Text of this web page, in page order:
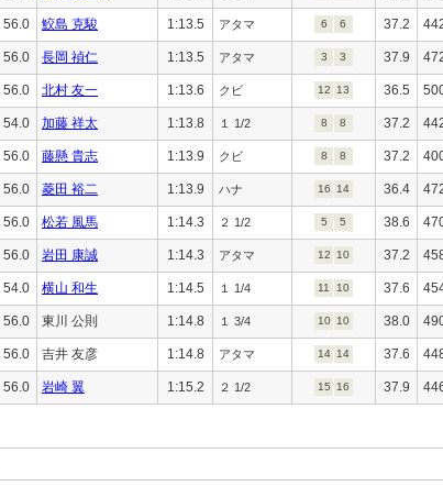
56.0 鮫島 克駿 1:13.5 アタマ 6 6 37.2
56.0 長岡 禎仁 1:13.5 アタマ 3 3 37.9
56.0 北村 友一 1:13.6 クビ 12 13 36.5
54.0 加藤 祥太 1:13.8 １ 1/2 8 8 37.2
56.0 藤懸 貴志 1:13.9 クビ 8 8 37.2
56.0 菱田 裕二 1:13.9 ハナ 16 14 36.4
56.0 松若 風馬 1:14.3 ２ 1/2 5 5 38.6
56.0 岩田 康誠 1:14.3 アタマ 12 10 37.2
54.0 横山 和生 1:14.5 １ 1/4 11 10 37.6
56.0 東川 公則 1:14.8 １ 3/4 10 10 38.0
56.0 吉井 友彦 1:14.8 アタマ 14 14 37.6
56.0 岩崎 翼 1:15.2 ２ 1/2 15 16 37.9